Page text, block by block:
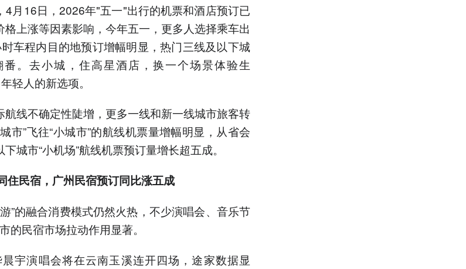
4月16日，2026年"五一"出行的机票和酒店预订已
上涨等因素影响，今年五一，更多人选择乘车出
车程内目的地预订增幅明显，热门三线及以下城
。去小城，住高星酒店，换一个场景体验生
轻人的新选项。
线不确定性陡增，更多一线和新一线城市旅客转
市”飞往“小城市”的航线机票量增幅明显，从省会
城市“小机场”航线机票预订量增长超五成。
住民宿，广州民宿预订同比涨五成
”的融合消费模式仍然火热，不少演唱会、音乐节
的民宿市场拉动作用显著。
宇演唱会将在云南玉溪连开四场，途家数据显